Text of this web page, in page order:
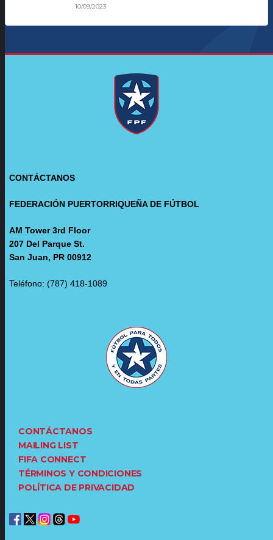
10/09/2023
CONTÁCTANOS
FEDERACIÓN PUERTORRIQUEÑA DE FÚTBOL
AM Tower 3rd Floor
207 Del Parque St.
San Juan, PR 00912
Teléfono: (787) 418-1089
CONTÁCTANOS
MAILING LIST
FIFA CONNECT
TÉRMINOS Y CONDICIONES
POLÍTICA DE PRIVACIDAD